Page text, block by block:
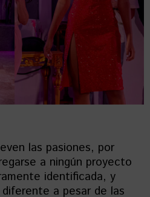
las pasiones, por
a ningún proyecto
identificada, y
a pesar de las